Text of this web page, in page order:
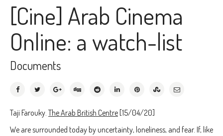
[Cine] Arab Cinema
Online: a watch-list
Documents
Taji Farouky.The Arab British Centre [15/04/20]
We are surrounded today by uncertainty, loneliness, and fear. If, like